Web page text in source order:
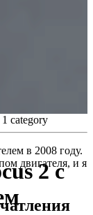
2 с
1 category
в 2008 году.
двигателя, и я